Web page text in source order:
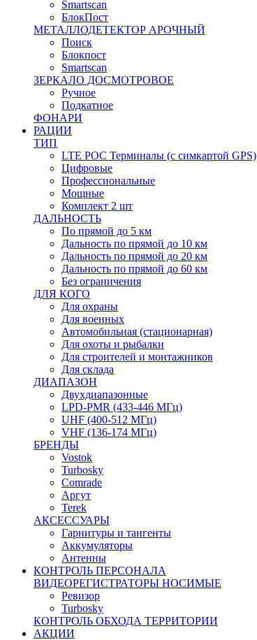
Smartscan
БлокПост
МЕТАЛЛОДЕТЕКТОР АРОЧНЫЙ
Поиск
Блокпост
Smartscan
ЗЕРКАЛО ДОСМОТРОВОЕ
Ручное
Подкатное
ФОНАРИ
РАЦИИ
ТИП
LTE POC Терминалы (с симкартой GPS)
Цифровые
Профессиональные
Мощные
Комплект 2 шт
ДАЛЬНОСТЬ
По прямой до 5 км
Дальность по прямой до 10 км
Дальность по прямой до 20 км
Дальность по прямой до 60 км
Без ограничения
ДЛЯ КОГО
Для охраны
Для военных
Автомобильная (стационарная)
Для охоты и рыбалки
Для строителей и монтажников
Для склада
ДИАПАЗОН
Двухдиапазонные
LPD-PMR (433-446 МГц)
UHF (400-512 МГц)
VHF (136-174 МГц)
БРЕНДЫ
Vostok
Turbosky
Comrade
Аргут
Terek
АКСЕССУАРЫ
Гарнитуры и тангенты
Аккумуляторы
Антенны
КОНТРОЛЬ ПЕРСОНАЛА
ВИДЕОРЕГИСТРАТОРЫ НОСИМЫЕ
Ревизор
Turbosky
КОНТРОЛЬ ОБХОДА ТЕРРИТОРИИ
АКЦИИ